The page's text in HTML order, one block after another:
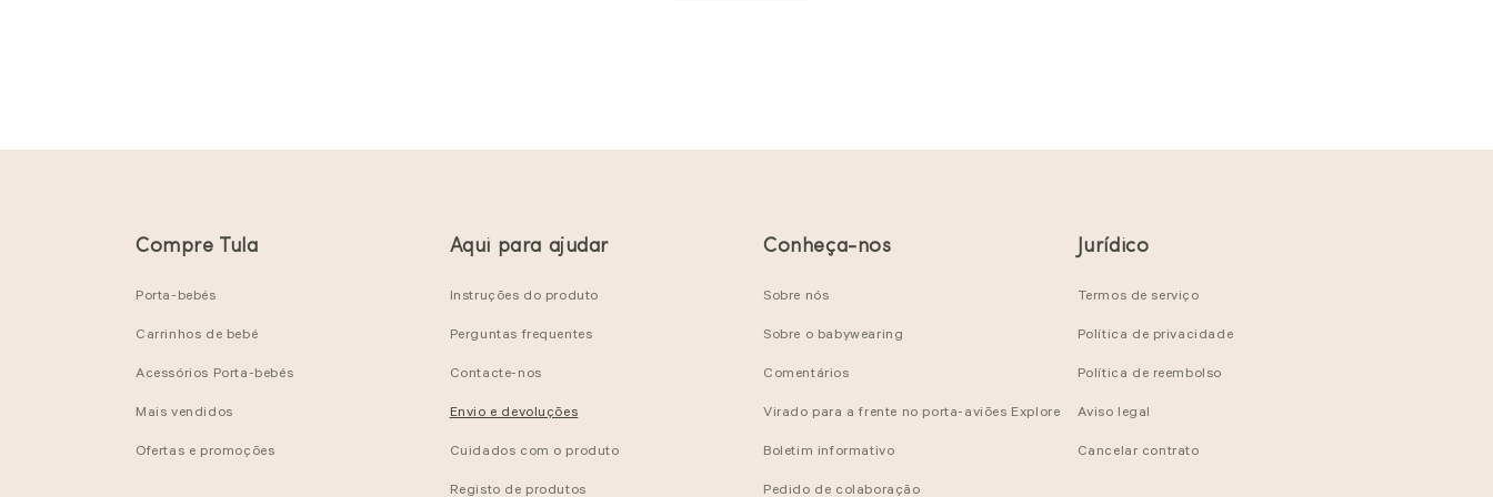
Compre Tula
Porta-bebés
Carrinhos de bebé
Acessórios Porta-bebés
Mais vendidos
Ofertas e promoções
Aqui para ajudar
Instruções do produto
Perguntas frequentes
Contacte-nos
Envio e devoluções
Cuidados com o produto
Registo de produtos
Conheça-nos
Sobre nós
Sobre o babywearing
Comentários
Virado para a frente no porta-aviões Explore
Boletim informativo
Pedido de colaboração
Jurídico
Termos de serviço
Política de privacidade
Política de reembolso
Aviso legal
Cancelar contrato